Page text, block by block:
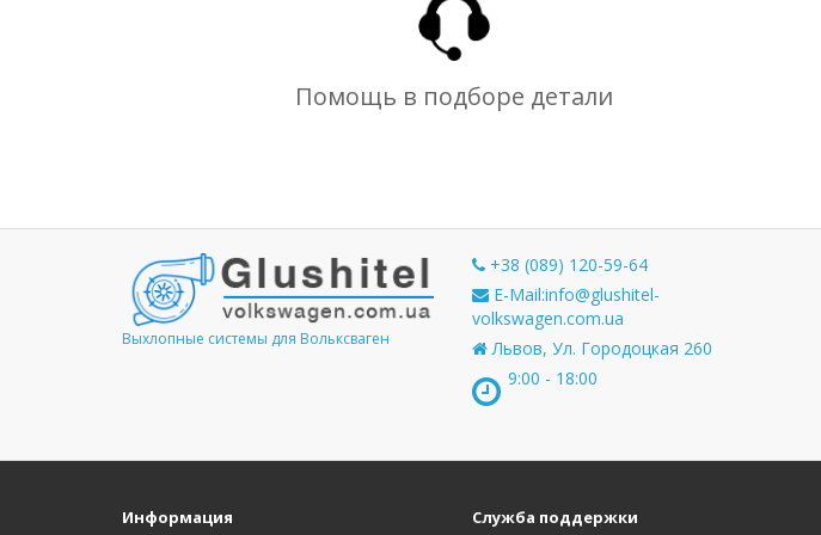
Помощь в подборе детали
Выхлопные системы для Вольксваген
+38 (089) 120-59-64
E-Mail:info@glushitel-
volkswagen.com.ua
Львов, Ул. Городоцкая 260
9:00 - 18:00
Информация Служба поддержки